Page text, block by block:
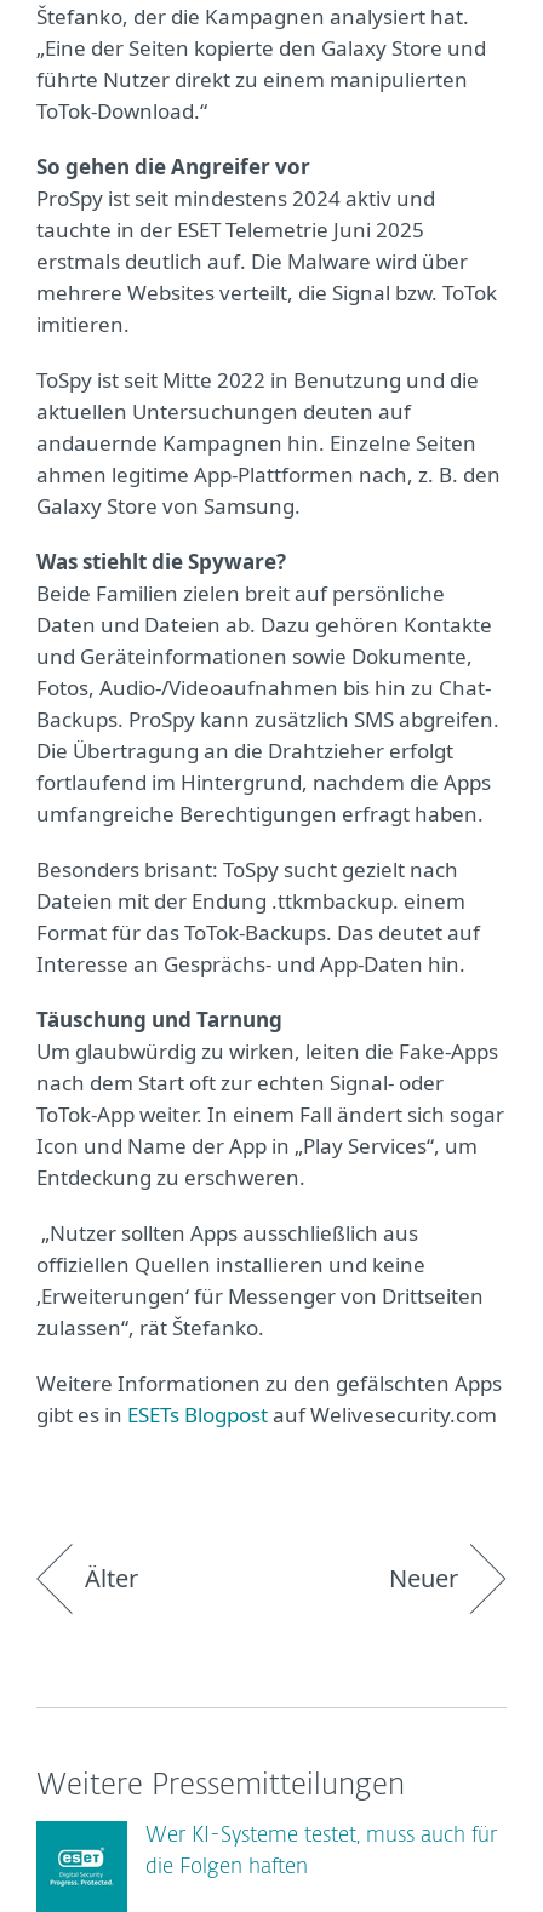
Štefanko, der die Kampagnen analysiert hat.
„Eine der Seiten kopierte den Galaxy Store und
führte Nutzer direkt zu einem manipulierten
ToTok-Download.“
So gehen die Angreifer vor
ProSpy ist seit mindestens 2024 aktiv und
tauchte in der ESET Telemetrie Juni 2025
erstmals deutlich auf. Die Malware wird über
mehrere Websites verteilt, die Signal bzw. ToTok
imitieren.
ToSpy ist seit Mitte 2022 in Benutzung und die
aktuellen Untersuchungen deuten auf
andauernde Kampagnen hin. Einzelne Seiten
ahmen legitime App-Plattformen nach, z. B. den
Galaxy Store von Samsung.
Was stiehlt die Spyware?
Beide Familien zielen breit auf persönliche
Daten und Dateien ab. Dazu gehören Kontakte
und Geräteinformationen sowie Dokumente,
Fotos, Audio-/Videoaufnahmen bis hin zu Chat-
Backups. ProSpy kann zusätzlich SMS abgreifen.
Die Übertragung an die Drahtzieher erfolgt
fortlaufend im Hintergrund, nachdem die Apps
umfangreiche Berechtigungen erfragt haben.
Besonders brisant: ToSpy sucht gezielt nach
Dateien mit der Endung .ttkmbackup. einem
Format für das ToTok-Backups. Das deutet auf
Interesse an Gesprächs- und App-Daten hin.
Täuschung und Tarnung
Um glaubwürdig zu wirken, leiten die Fake-Apps
nach dem Start oft zur echten Signal- oder
ToTok-App weiter. In einem Fall ändert sich sogar
Icon und Name der App in „Play Services“, um
Entdeckung zu erschweren.
„Nutzer sollten Apps ausschließlich aus
offiziellen Quellen installieren und keine
‚Erweiterungen‘ für Messenger von Drittseiten
zulassen“, rät Štefanko.
Weitere Informationen zu den gefälschten Apps
gibt es in ESETs Blogpostauf Welivesecurity.com
Älter Neuer
Weitere Pressemitteilungen
Wer KI-Systeme testet, muss auch für
die Folgen haften